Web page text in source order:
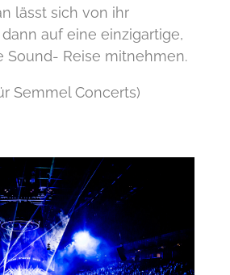
lässt sich von ihr
auf eine einzigartige,
Sound- Reise mitnehmen.
Semmel Concerts)